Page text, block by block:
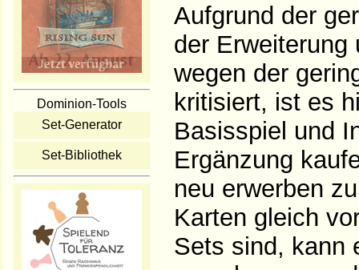
Dominion-Tools
Set-Generator
Set-Bibliothek
Aufgrund der
der Erweiterung
wegen der
kritisiert, ist es
Basisspiel und
Ergänzung
neu erwerben
Karten gleich
Sets sind, kann